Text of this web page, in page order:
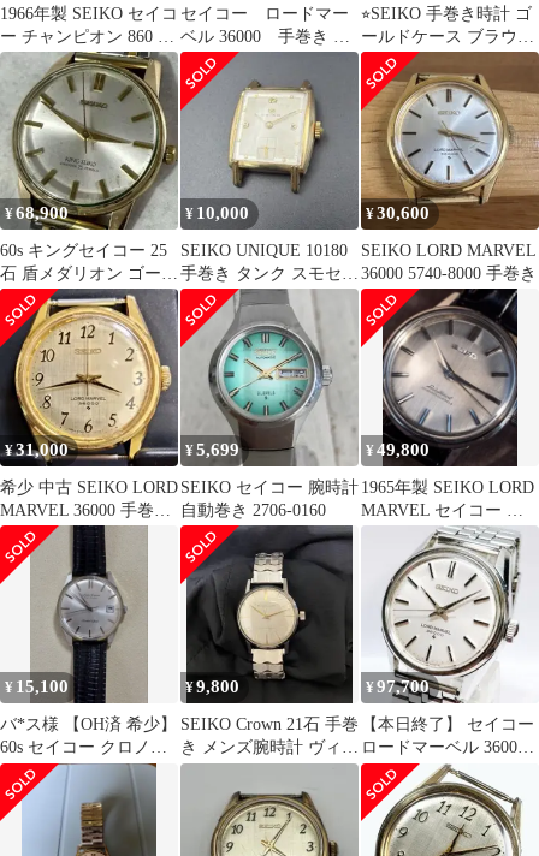
1966年製 SEIKO セイコ
ー チャンピオン 860 カ
レンダー 手巻き式
セイコー ロードマー
ベル 36000 手巻き 腕
時計 絹目文字盤
⭐︎SEIKO 手巻き時計 ゴ
ールドケース ブラウン
レザー
¥68,900
60s キングセイコー 25
石 盾メダリオン ゴール
ド 手巻き ゴールド文字
盤
¥ 10,000
SEIKO UNIQUE 10180
手巻き タンク スモセコ
セイコー
¥30,600
SEIKO LORD MARVEL
36000 5740-8000 手巻き
¥31,000
希少 中古 SEIKO LORD
MARVEL 36000 手巻き
時計
¥5,699
SEIKO セイコー 腕時計
自動巻き 2706-0160
¥49,800
1965年製 SEIKO LORD
MARVEL セイコー ロ
ードマーベル 手巻
¥ 15,100
バ*ス様 【OH済 希少】
60s セイコー クロノス
セルフデーター
¥9,800
SEIKO Crown 21石 手巻
き メンズ腕時計 ヴィン
テージ 稼働品
¥97,700
【本日終了】 セイコー
ロードマーベル 36000
00s 5740-8000